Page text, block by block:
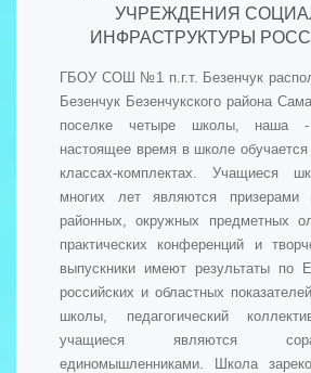
УЧРЕЖДЕНИЯ
ИНФРАСТРУКТУРЫ
ГБОУ СОШ №1 п.г.т. Безенчук
Безенчук Безенчукского района
поселке четыре школы, наша
настоящее время в школе
классах-комплектах. Учащиеся
многих лет являются призерами
районных, окружных предметных
практических конференций и
выпускники имеют результаты
российских и областных
школы, педагогический
учащиеся являются
единомышленниками. Школа